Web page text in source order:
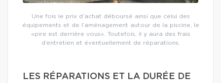
Une fois le prix d’achat déboursé ainsi que celui des
équipements et de l’aménagement autour de la piscine, le
«pire est derrière vous». Toutefois, il y aura des frais
d’entretien et éventuellement de réparations.
LES RÉPARATIONS ET LA DURÉE DE